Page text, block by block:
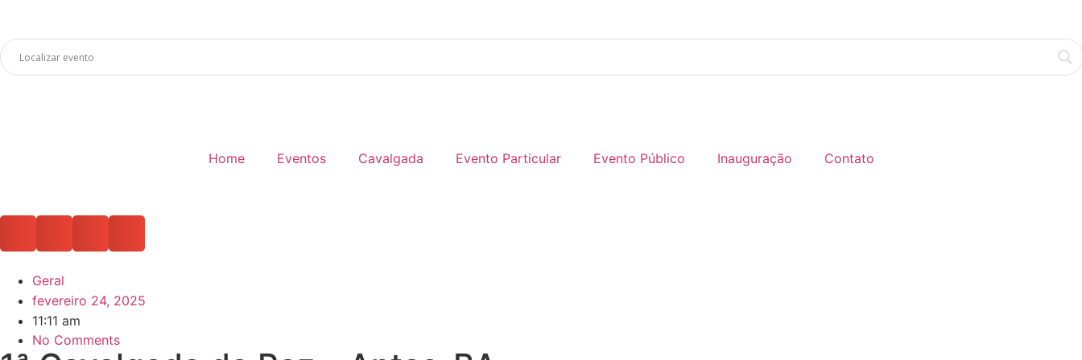
Home Eventos Cavalgada Evento Particular Evento Público Inauguração Contato
Geral
fevereiro 24, 2025
11:11 am
No Comments